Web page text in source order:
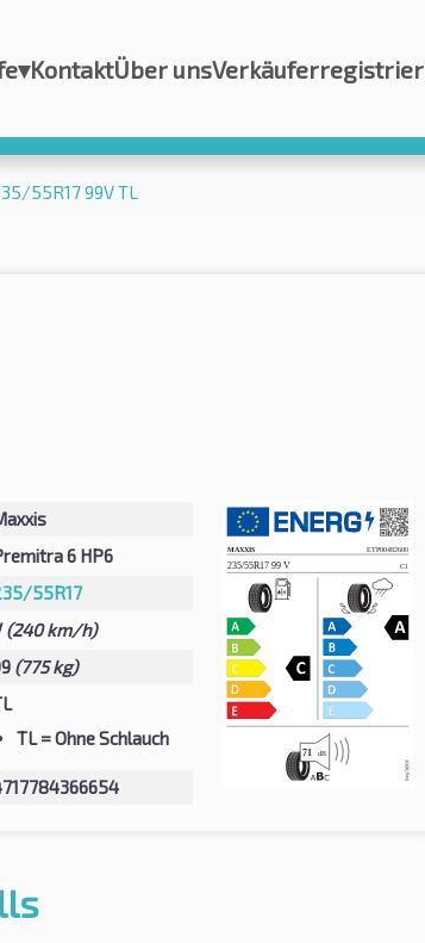
▾KontaktÜber uns
55R17 99V TL
6 HP6
55R17
(240 km/h)
(775 kg)
TL= Ohne Schlauch